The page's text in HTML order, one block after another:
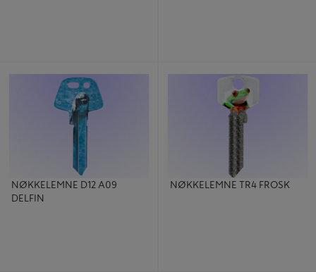
NØKKELEMNE D12 A09
DELFIN
NØKKELEMNE TR4 FROSK